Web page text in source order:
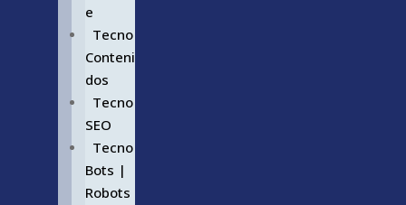
e
Tecno
Conteni
dos
Tecno
SEO
Tecno
Bots |
Robots